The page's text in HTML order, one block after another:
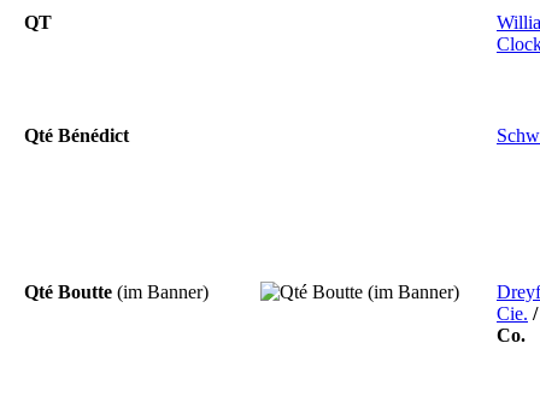
QT
Qté Bénédict
Qté Boutte (im Banner)
Cie.
Co.